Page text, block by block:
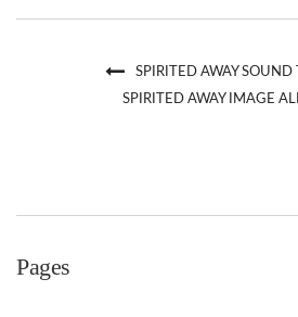
SPIRITED AWAY
SPIRITED AWAY IMAGE
Pages